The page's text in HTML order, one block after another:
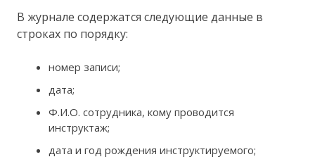
В журнале содержатся следующие данные в
строках по порядку:
номер записи;
дата;
Ф.И.О. сотрудника, кому проводится
инструктаж;
дата и год рождения инструктируемого;